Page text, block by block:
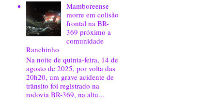
Mamboreense
morre em colisão
frontal na BR-
369 próximo a
comunidade
Ranchinho
Na noite de quinta-feira, 14 de
agosto de 2025, por volta das
20h20, um grave acidente de
trânsito foi registrado na
rodovia BR-369, na altu...